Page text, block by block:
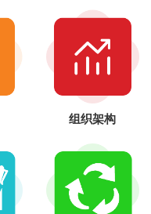
组织架构